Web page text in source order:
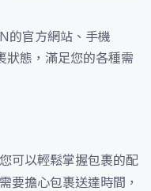
的官方網站、手機
狀態，滿足您的各種需
可以輕鬆掌握包裹的配
要擔心包裹送達時間，